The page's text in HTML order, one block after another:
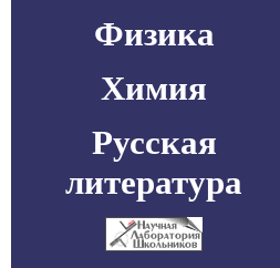
Физика
Химия
Русская
литература